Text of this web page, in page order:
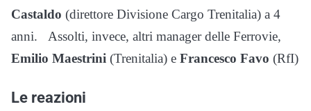
Castaldo (direttore Divisione Cargo Trenitalia) a 4
anni. Assolti, invece, altri manager delle Ferrovie,
Emilio Maestrini (Trenitalia) e Francesco Favo (RfI)
Le reazioni